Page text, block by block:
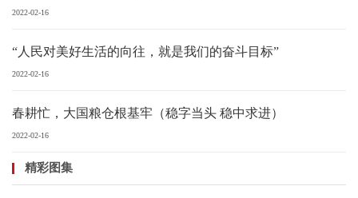
2022-02-16
“人民对美好生活的向往，就是我们的奋斗目标”
2022-02-16
春耕忙，大国粮仓根基牢（稳字当头 稳中求进）
2022-02-16
精彩图集